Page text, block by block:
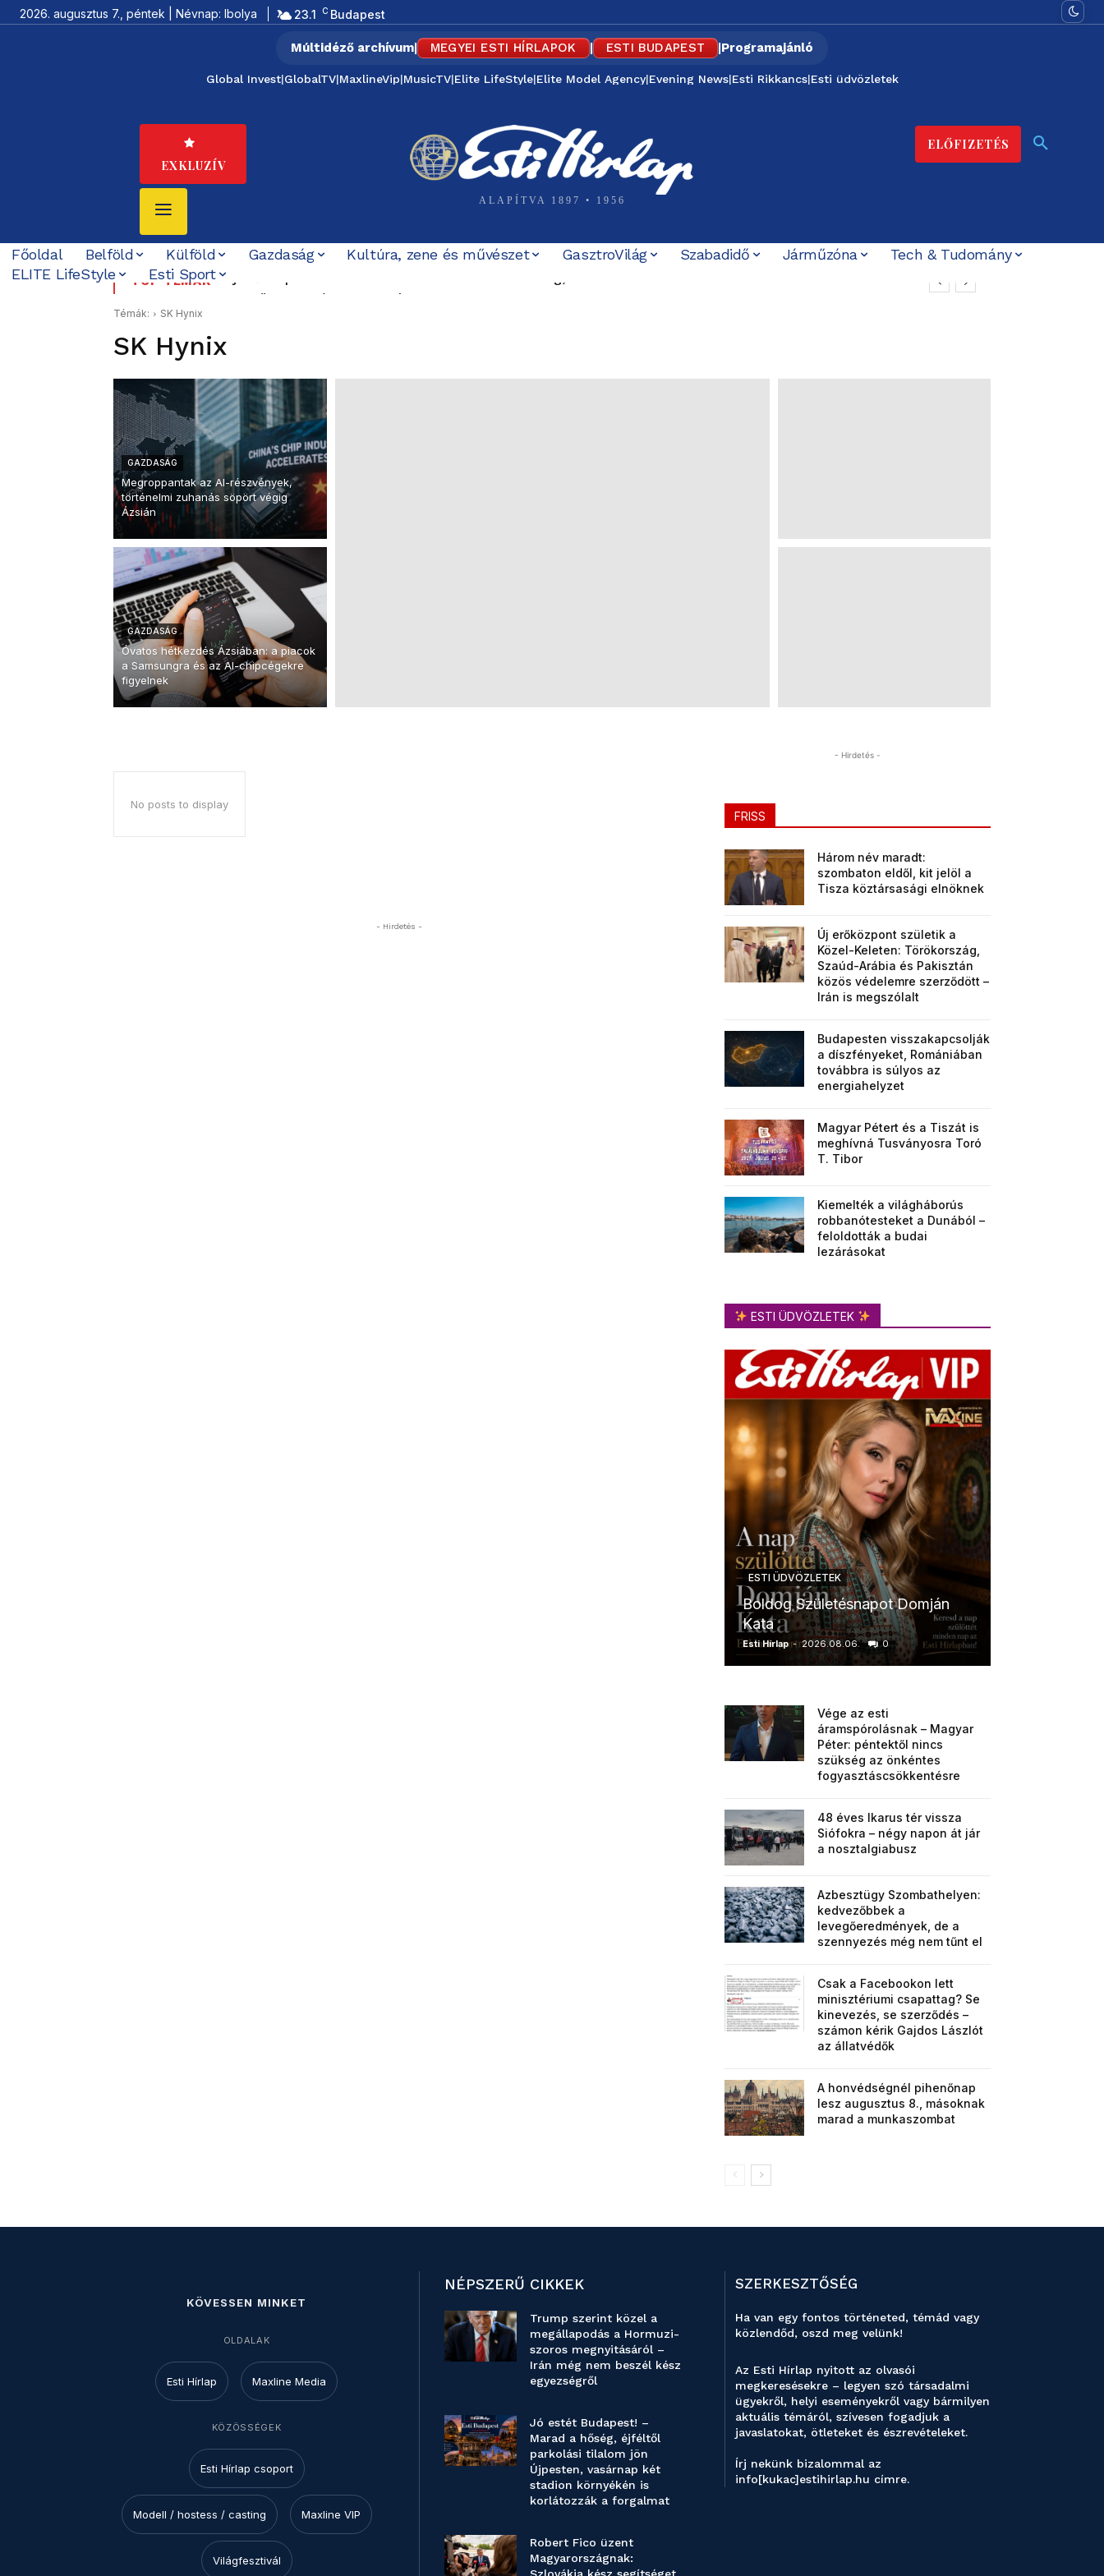
2026. augusztus 7., péntek | Névnap: Ibolya 23.1 C Budapest
Múltidéző archívum| MEGYEI ESTI HÍRLAPOK | ESTI BUDAPEST |Programajánló
Global Invest|GlobalTV|MaxlineVip|MusicTV|Elite LifeStyle|Elite Model Agency|Evening News|Esti Rikkancs|Esti üdvözletek
EXKLUZÍV
ALAPÍTVA 1897 • 1956
ELŐFIZETÉS
Főoldal Belföld Külföld Gazdaság Kultúra, zene és művészet GasztroVilág Szabadidő Járműzóna
Tech & Tudomány
ELITE LifeStyle
Esti Sport
TOP TÉMÁKÚj erőközpont születik a Közel-Keleten: Törökország, Szaúd-Arábia és Pakisztán közös védelemre
szerződött – Irán is megszólalt
Témák: SK Hynix
SK Hynix
GAZDASÁG
Megroppantak az AI-részvények,
történelmi zuhanás söpört végig
Ázsián
GAZDASÁG
Óvatos hétkezdés Ázsiában: a piacok
a Samsungra és az AI-chipcégekre
figyelnek
No posts to display
- Hirdetés -
- Hirdetés -
FRISS
Három név maradt:
szombaton eldől, kit jelöl a
Tisza köztársasági elnöknek
Új erőközpont születik a
Közel-Keleten: Törökország,
Szaúd-Arábia és Pakisztán
közös védelemre szerződött –
Irán is megszólalt
Budapesten visszakapcsolják
a díszfényeket, Romániában
továbbra is súlyos az
energiahelyzet
Magyar Pétert és a Tiszát is
meghívná Tusványosra Toró
T. Tibor
Kiemelték a világháborús
robbanótesteket a Dunából –
feloldották a budai
lezárásokat
ESTI ÜDVÖZLETEK
ESTI ÜDVÖZLETEK
Boldog Születésnapot Domján
Kata
Esti Hírlap - 2026.08.06. 0
Vége az esti
áramspórolásnak – Magyar
Péter: péntektől nincs
szükség az önkéntes
fogyasztáscsökkentésre
48 éves Ikarus tér vissza
Siófokra – négy napon át jár
a nosztalgiabusz
Azbesztügy Szombathelyen:
kedvezőbbek a
levegőeredmények, de a
szennyezés még nem tűnt el
Csak a Facebookon lett
minisztériumi csapattag? Se
kinevezés, se szerződés –
számon kérik Gajdos Lászlót
az állatvédők
A honvédségnél pihenőnap
lesz augusztus 8., másoknak
marad a munkaszombat
KÖVESSEN MINKET
OLDALAK
Esti Hírlap Maxline Media
KÖZÖSSÉGEK
Esti Hírlap csoport
Modell / hostess / casting Maxline VIP
Világfesztivál
NÉPSZERŰ CIKKEK
Trump szerint közel a
megállapodás a Hormuzi-
szoros megnyitásáról –
Irán még nem beszél kész
egyezségről
Jó estét Budapest! –
Marad a hőség, éjféltől
parkolási tilalom jön
Újpesten, vasárnap két
stadion környékén is
korlátozzák a forgalmat
Robert Fico üzent
Magyarországnak:
SZERKESZTŐSÉG
Ha van egy fontos történeted, témád vagy
közlendőd, oszd meg velünk!
Az Esti Hírlap nyitott az olvasói
megkeresésekre – legyen szó társadalmi
ügyekről, helyi eseményekről vagy bármilyen
aktuális témáról, szívesen fogadjuk a
javaslatokat, ötleteket és észrevételeket.
Írj nekünk bizalommal az
info[kukac]estihirlap.hu címre.